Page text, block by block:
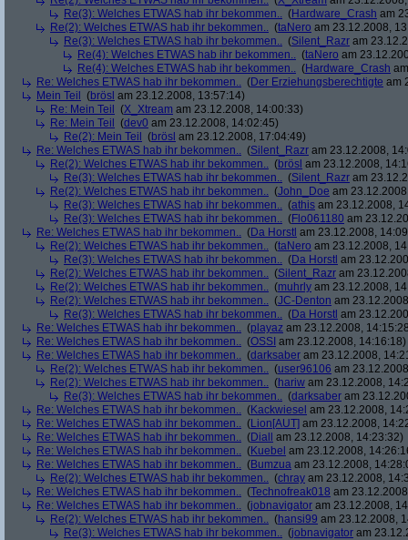
Re(3): Welches ETWAS hab ihr bekommen.. (Hardware_Crash am
Re(2): Welches ETWAS hab ihr bekommen.. (taNero am 23.12.2008,
Re(3): Welches ETWAS hab ihr bekommen.. (Silent_Razr am
Re(4): Welches ETWAS hab ihr bekommen.. (taNero am
Re(4): Welches ETWAS hab ihr bekommen.. (Hardware_Crash
Re: Welches ETWAS hab ihr bekommen.. (Der Erziehungsberechtigte am
Mein Teil
(brösl am 23.12.2008, 13:57:14)
Re: Mein Teil
(X_Xtream am 23.12.2008, 14:00:33)
Re: Mein Teil
(dev0 am 23.12.2008, 14:02:45)
Re(2): Mein Teil
(brösl am 23.12.2008, 17:04:49)
Re: Welches ETWAS hab ihr bekommen.. (Silent_Razr am 23.12.2008,
Re(2): Welches ETWAS hab ihr bekommen.. (brösl am 23.12.2008,
Re(3): Welches ETWAS hab ihr bekommen.. (Silent_Razr am
Re(2): Welches ETWAS hab ihr bekommen.. (John_Doe am
Re(3): Welches ETWAS hab ihr bekommen.. (athis am 23.12.2008,
Re(3): Welches ETWAS hab ihr bekommen.. (Flo061180 am
Re: Welches ETWAS hab ihr bekommen.. (Da Horstl am 23.12.2008,
Re(2): Welches ETWAS hab ihr bekommen.. (taNero am 23.12.2008,
Re(3): Welches ETWAS hab ihr bekommen.. (Da Horstl am
Re(2): Welches ETWAS hab ihr bekommen.. (Silent_Razr am
Re(2): Welches ETWAS hab ihr bekommen.. (muhrly am 23.12.2008,
Re(2): Welches ETWAS hab ihr bekommen.. (JC-Denton am
Re(3): Welches ETWAS hab ihr bekommen.. (Da Horstl am
Re: Welches ETWAS hab ihr bekommen.. (playaz am 23.12.2008,
Re: Welches ETWAS hab ihr bekommen.. (OSSI am 23.12.2008, 14:16:18)
Re: Welches ETWAS hab ihr bekommen.. (darksaber am 23.12.2008,
Re(2): Welches ETWAS hab ihr bekommen.. (user96106 am
Re(2): Welches ETWAS hab ihr bekommen.. (hariw am 23.12.2008,
Re(3): Welches ETWAS hab ihr bekommen.. (darksaber am
Re: Welches ETWAS hab ihr bekommen.. (Kackwiesel am 23.12.2008,
Re: Welches ETWAS hab ihr bekommen.. (Lion[AUT] am 23.12.2008,
Re: Welches ETWAS hab ihr bekommen.. (Diall
am 23.12.2008, 14:23:32)
Re: Welches ETWAS hab ihr bekommen.. (Kuebel am 23.12.2008,
Re: Welches ETWAS hab ihr bekommen.. (Bumzua am 23.12.2008,
Re(2): Welches ETWAS hab ihr bekommen.. (chray am 23.12.2008,
Re: Welches ETWAS hab ihr bekommen.. (Technofreak018 am
Re: Welches ETWAS hab ihr bekommen.. (jobnavigator am 23.12.2008,
Re(2): Welches ETWAS hab ihr bekommen.. (hansi99 am 23.12.2008,
Re(3): Welches ETWAS hab ihr bekommen.. (jobnavigator am